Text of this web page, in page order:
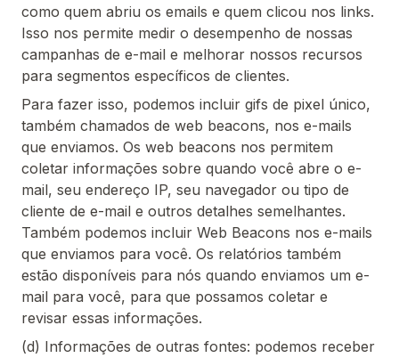
como quem abriu os emails e quem clicou nos links.
Isso nos permite medir o desempenho de nossas
campanhas de e-mail e melhorar nossos recursos
para segmentos específicos de clientes.
Para fazer isso, podemos incluir gifs de pixel único,
também chamados de web beacons, nos e-mails
que enviamos. Os web beacons nos permitem
coletar informações sobre quando você abre o e-
mail, seu endereço IP, seu navegador ou tipo de
cliente de e-mail e outros detalhes semelhantes.
Também podemos incluir Web Beacons nos e-mails
que enviamos para você. Os relatórios também
estão disponíveis para nós quando enviamos um e-
mail para você, para que possamos coletar e
revisar essas informações.
(d) Informações de outras fontes: podemos receber